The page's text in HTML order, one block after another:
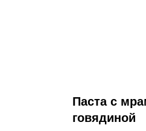
Паста с
говядиной